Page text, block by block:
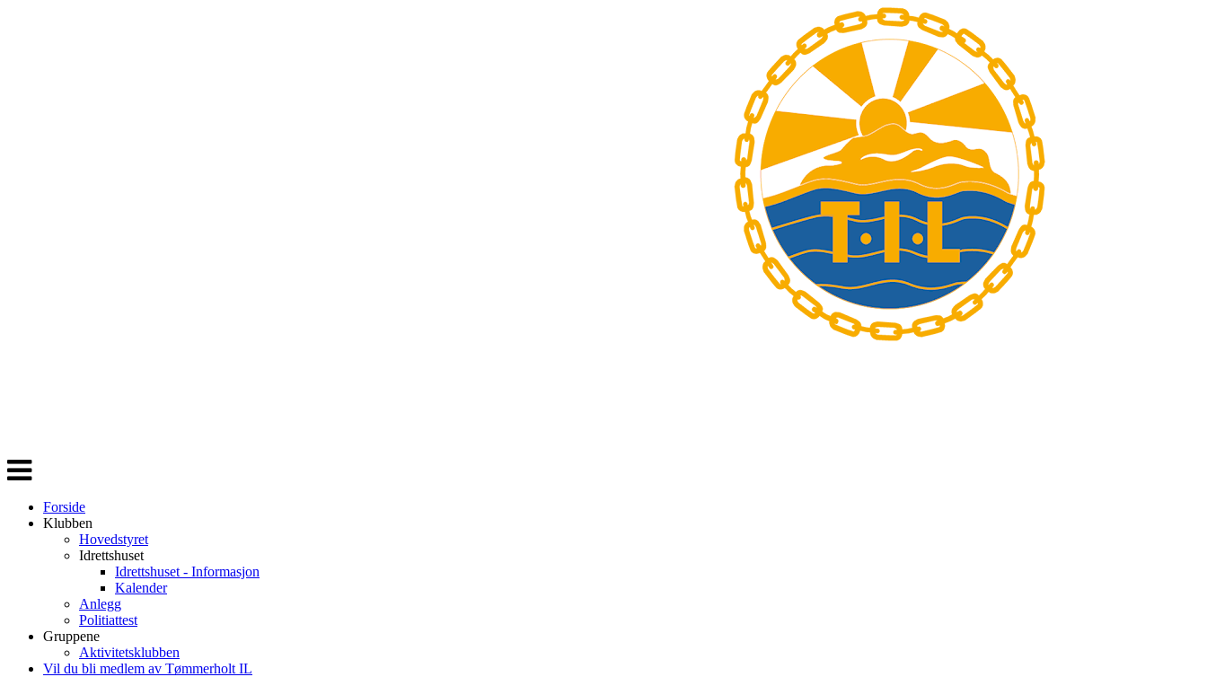
Veksle
navigasjon
Forside
Klubben
Hovedstyret
Idrettshuset
Idrettshuset - Informasjon
Kalender
Anlegg
Politiattest
Gruppene
Aktivitetsklubben
Vil du bli medlem av Tømmerholt IL